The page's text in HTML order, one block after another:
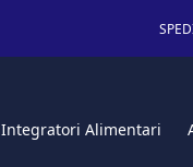
Integratori Alimentari